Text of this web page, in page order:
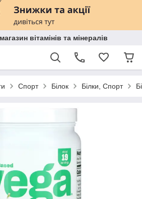
вітамінів та мінералів
Спорт Білок Білки, Спорт